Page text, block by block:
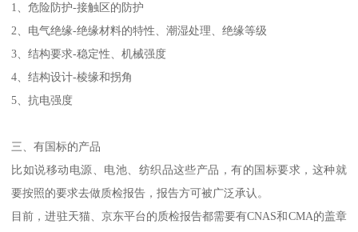
1、危险防护-接触区的防护
2、电气绝缘-绝缘材料的特性、潮湿处理、绝缘等级
3、结构要求-稳定性、机械强度
4、结构设计-棱缘和拐角
5、抗电强度
三、有国标的产品
比如说移动电源、电池、纺织品这些产品，有的国标要求，这种就
要按照的要求去做质检报告，报告方可被广泛承认。
目前，进驻天猫、京东平台的质检报告都需要有CNAS和CMA的盖章